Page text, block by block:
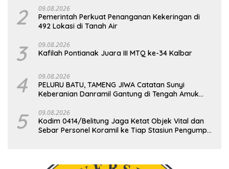
Timah Belitung
2 09.08.2026
Pemerintah Perkuat Penanganan Kekeringan di
492 Lokasi di Tanah Air
3 09.08.2026
Kafilah Pontianak Juara III MTQ ke-34 Kalbar
4 09.08.2026
PELURU BATU, TAMENG JIWA Catatan Sunyi
Keberanian Danramil Gantung di Tengah Amuk
5 09.08.2026
Kodim 0414/Belitung Jaga Ketat Objek Vital dan
Sebar Personel Koramil ke Tiap Stasiun Pengumpul